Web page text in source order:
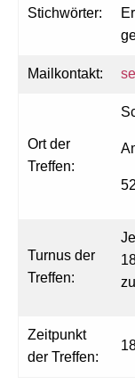
Stichwörter:
Mailkontakt:
Ort der
Treffen:
Turnus der
Treffen:
Zeitpunkt
der Treffen: